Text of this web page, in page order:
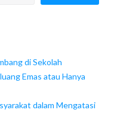
di Sekolah
Emas atau Hanya
dalam Mengatasi